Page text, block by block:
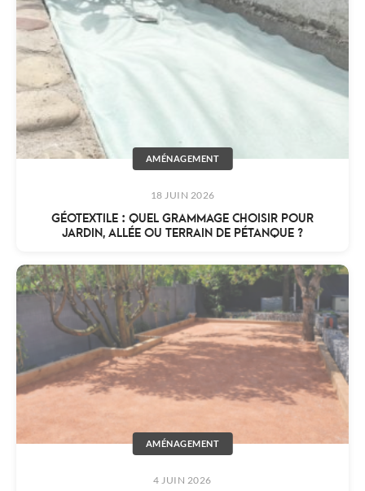
AMÉNAGEMENT
18 JUIN 2026
GÉOTEXTILE : QUEL GRAMMAGE CHOISIR POUR
JARDIN, ALLÉE OU TERRAIN DE PÉTANQUE ?
AMÉNAGEMENT
4 JUIN 2026